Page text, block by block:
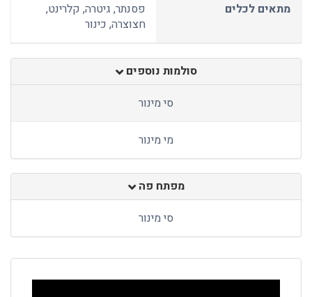
מתאים לכלים
פסנתר, גיטרה, קלרינט,
חצוצרה, כינור
סולמות נוספים
סי מינור
מי מינור
מפתח פה
סי מינור